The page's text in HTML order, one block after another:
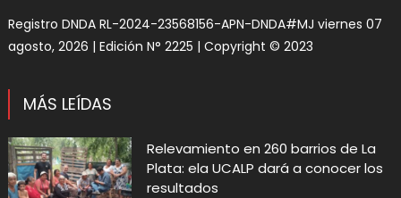
Registro DNDA RL-2024-23568156-APN-DNDA#MJ viernes 07
agosto, 2026 | Edición N° 2225 | Copyright © 2023
MÁS LEÍDAS
Relevamiento en 260 barrios de La
Plata: ela UCALP dará a conocer los
resultados